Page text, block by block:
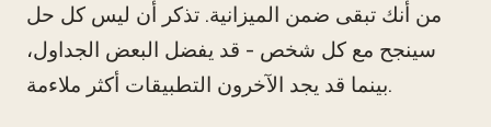
من أنك تبقى ضمن الميزانية. تذكر أن ليس كل حل
سينجح مع كل شخص - قد يفضل البعض الجداول،
بينما قد يجد الآخرون التطبيقات أكثر ملاءمة.